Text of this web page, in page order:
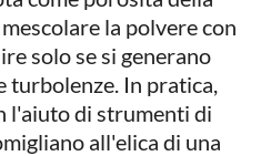
la polvere con
solo se si generano
turbolenze. In pratica,
l'aiuto di strumenti di
all'elica di una